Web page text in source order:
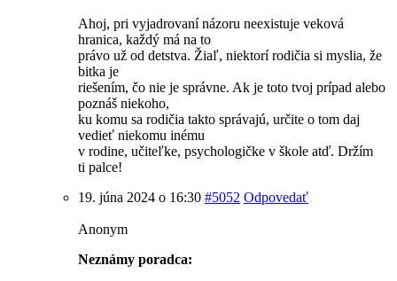
Ahoj, pri vyjadrovaní názoru neexistuje veková
hranica, každý má na to
právo už od detstva. Žiaľ, niektorí rodičia si myslia, že
bitka je
riešením, čo nie je správne. Ak je toto tvoj prípad alebo
poznáš niekoho,
ku komu sa rodičia takto správajú, určite o tom daj
vedieť niekomu inému
v rodine, učiteľke, psychologičke v škole atď. Držím
ti palce!
19. júna 2024 o 16:30 #5052 Odpovedať
Anonym
Neznámy poradca: